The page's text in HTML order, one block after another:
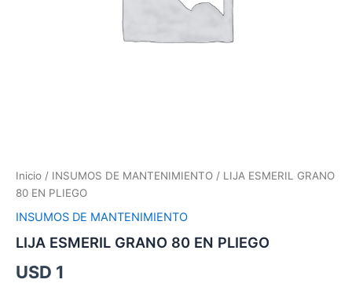
Inicio / INSUMOS DE MANTENIMIENTO / LIJA ESMERIL GRANO
80 EN PLIEGO
INSUMOS DE MANTENIMIENTO
LIJA ESMERIL GRANO 80 EN PLIEGO
USD 1